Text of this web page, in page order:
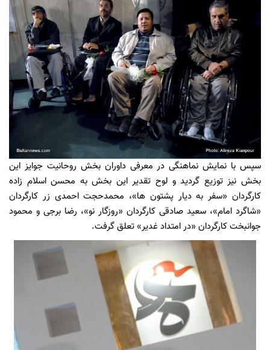
سپس با نمایش نماهنگی در معرفی داوران بخش روحانیت جوایز این
بخش نیز توزیع گردید و لوح تقدیر این بخش به محسن اسلام زاده
کارگردان «سفر به دیار پشتون ها»، محمدحجت احمدی زر کارگردان
«شاگرد امام»، سعید صادقی کارگردان «روزگار نو»، رضا برجی و محمود
جوانبخت کارگردان «در امتداد غدیر» تعلق گرفت.